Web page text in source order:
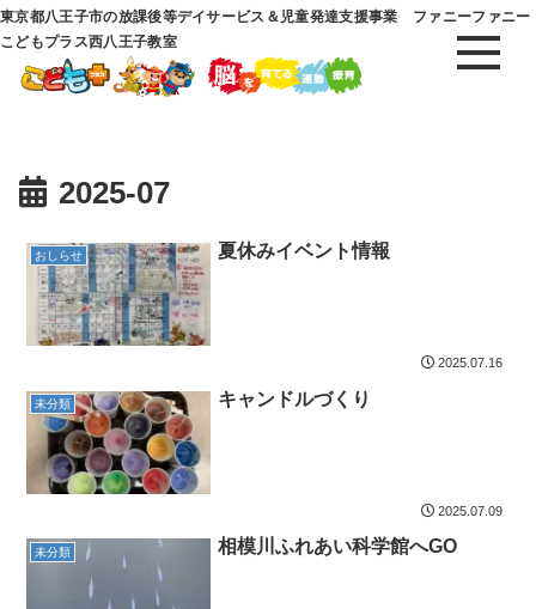
東京都八王子市の放課後等デイサービス＆児童発達支援事業 ファニーファニー
こどもプラス西八王子教室
2025-07
おしらせ 夏休みイベント情報
2025.07.16
未分類 キャンドルづくり
2025.07.09
未分類 相模川ふれあい科学館へGO